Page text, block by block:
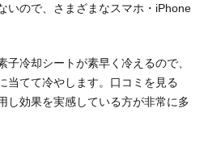
いので、さまざまなスマホ・iPhone
冷却シートが素早く冷えるので、
当てて冷やします。口コミを見る
し効果を実感している方が非常に多